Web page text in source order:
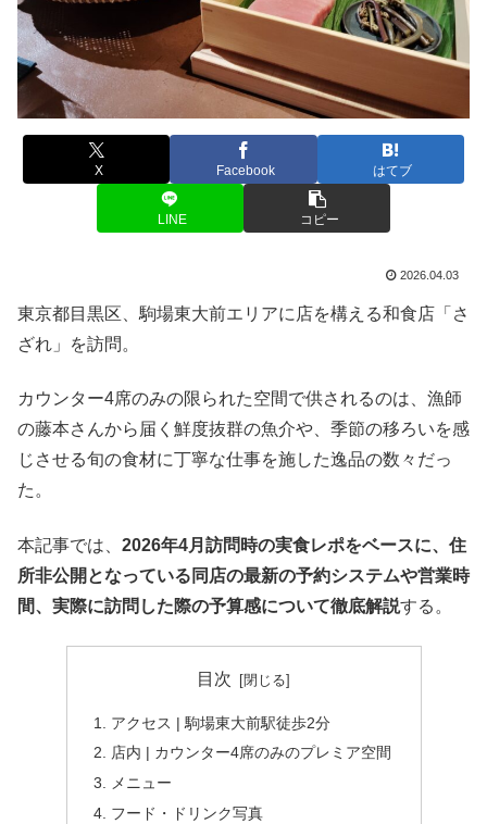
X Facebook はてブ
LINE コピー
2026.04.03
東京都目黒区、駒場東大前エリアに店を構える和食店「さ
ざれ」を訪問。
カウンター4席のみの限られた空間で供されるのは、漁師
の藤本さんから届く鮮度抜群の魚介や、季節の移ろいを感
じさせる旬の食材に丁寧な仕事を施した逸品の数々だっ
た。
本記事では、 2026年4月訪問時の実食レポをベースに、住
所非公開となっている同店の最新の予約システムや営業時
間、実際に訪問した際の予算感について徹底解説する。
目次
アクセス | 駒場東大前駅徒歩2分
店内 | カウンター4席のみのプレミア空間
メニュー
フード・ドリンク写真